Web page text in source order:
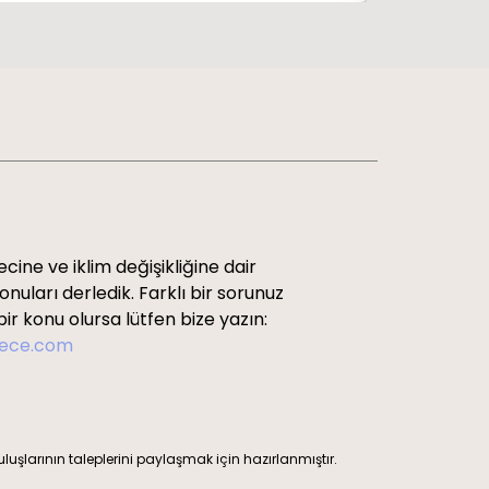
ve iklim değişikliğine dair
derledik. Farklı bir sorunuz
konu olursa lütfen bize yazın:
taleplerini paylaşmak için hazırlanmıştır.